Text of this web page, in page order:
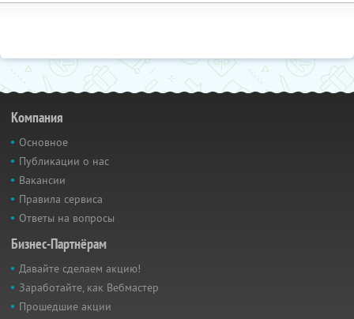
Компания
Основное
Публикации о нас
Вакансии
Правила сервиса
Ответы на вопросы
Бизнес-Партнёрам
Давайте сделаем акцию!
Заработайте, как Вебмастер
Прошедшие акции